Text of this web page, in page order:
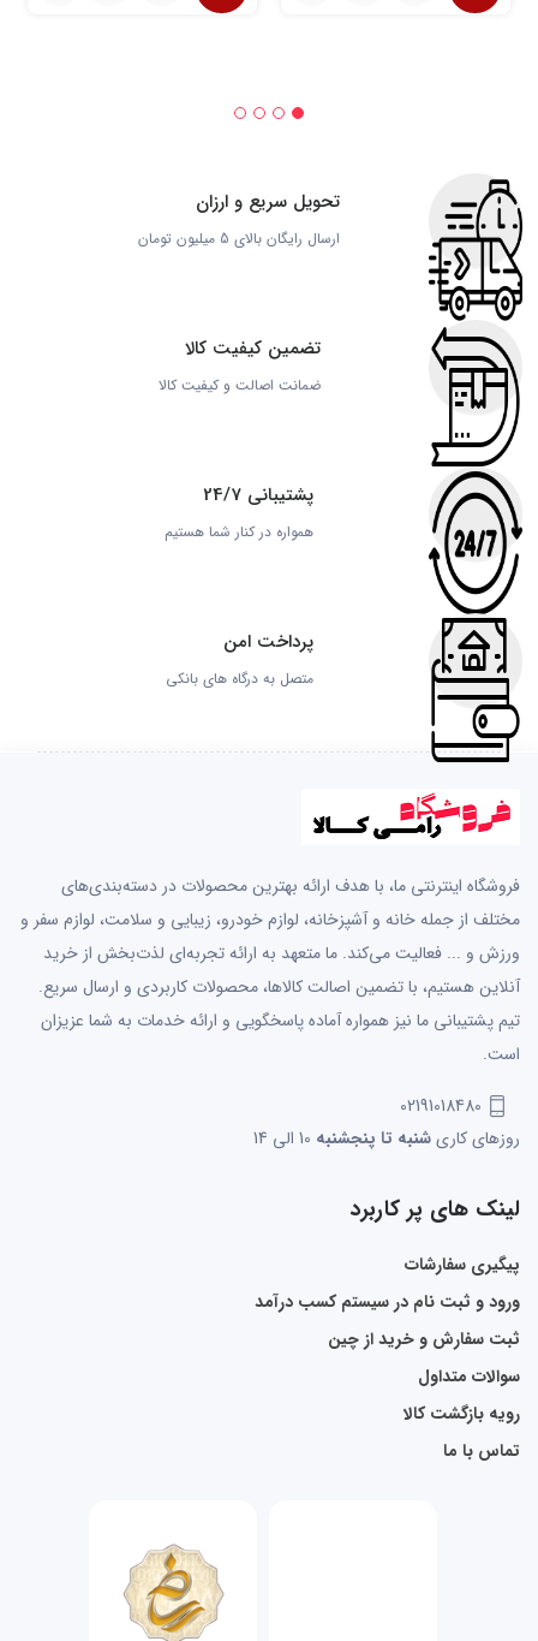
تحویل سریع و ارزان
ارسال رایگان بالای 5 میلیون تومان
تضمین کیفیت کالا
ضمانت اصالت و کیفیت کالا
پشتیبانی 24/7
همواره در کنار شما هستیم
پرداخت امن
متصل به درگاه های بانکی
فروشگاه اینترنتی ما، با هدف ارائه بهترین محصولات در دسته‌بندی‌های
مختلف از جمله خانه و آشپزخانه، لوازم خودرو، زیبایی و سلامت، لوازم سفر و
ورزش و ... فعالیت می‌کند. ما متعهد به ارائه تجربه‌ای لذت‌بخش از خرید
آنلاین هستیم، با تضمین اصالت کالاها، محصولات کاربردی و ارسال سریع.
تیم پشتیبانی ما نیز همواره آماده پاسخگویی و ارائه خدمات به شما عزیزان
است.
02191018480
روزهای کاریشنبه تا پنجشنبه
لینک های پر کاربرد
پیگیری سفارشات
ورود و ثبت نام در سیستم کسب درآمد
ثبت سفارش و خرید از چین
سوالات متداول
رویه بازگشت کالا
تماس با ما